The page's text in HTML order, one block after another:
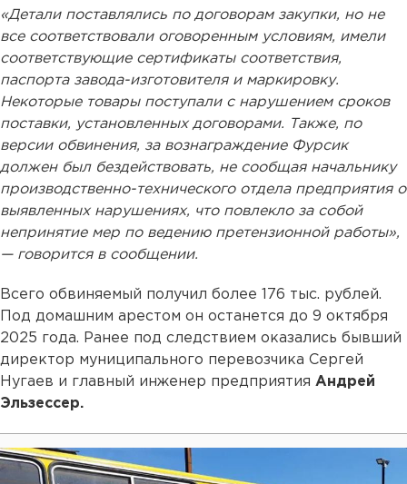
«Детали поставлялись по договорам закупки, но не
все соответствовали оговоренным условиям, имели
соответствующие сертификаты соответствия,
паспорта завода-изготовителя и маркировку.
Некоторые товары поступали с нарушением сроков
поставки, установленных договорами. Также, по
версии обвинения, за вознаграждение Фурсик
должен был бездействовать, не сообщая начальнику
производственно-технического отдела предприятия о
выявленных нарушениях, что повлекло за собой
непринятие мер по ведению претензионной работы»,
— говорится в сообщении.
Всего обвиняемый получил более 176 тыс. рублей.
Под домашним арестом он останется до 9 октября
2025 года. Ранее под следствием оказались бывший
директор муниципального перевозчика Сергей
Нугаев и главный инженер предприятия Андрей
Эльзессер.